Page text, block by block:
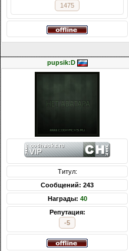
1475
pupsik:D
Титул:
Сообщений: 243
Награды: 40
Репутация:
-5